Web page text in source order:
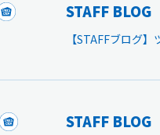
STAFF BLOG
【STAFFブログ
STAFF BLOG